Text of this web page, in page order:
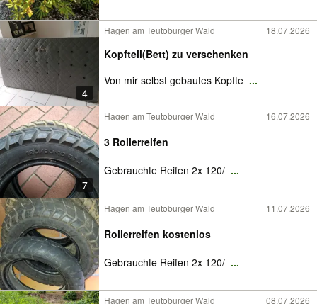
4
Hagen am Teutoburger Wald 18.07.2026
Kopfteil(Bett) zu verschenken
Von mir selbst gebautes Kopfte ...
7
Hagen am Teutoburger Wald 16.07.2026
3 Rollerreifen
Gebrauchte Reifen 2x 120/ ...
Hagen am Teutoburger Wald 11.07.2026
Rollerreifen kostenlos
Gebrauchte Reifen 2x 120/ ...
Hagen am Teutoburger Wald 08.07.2026